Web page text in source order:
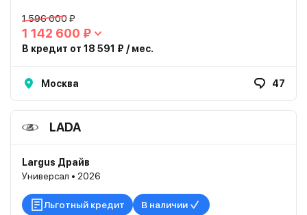
1 596 000 ₽
1 142 600 ₽
В кредит от 18 591 ₽ / мес.
Москва 47
LADA
Largus Драйв
Универсал • 2026
Льготный кредит В наличии